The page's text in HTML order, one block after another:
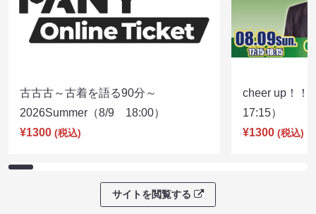
古古古～古着を語る90分～
2026Summer（8/9 18:00）
¥1300 (税込)
cheer up！
17:15）
¥1300 (税込)
サイトを閲覧する